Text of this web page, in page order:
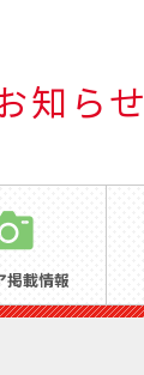
知らせ
掲載情報